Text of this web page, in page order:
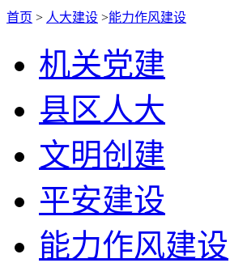
首页 > 人大建设 >能力作风建设
机关党建
县区人大
文明创建
平安建设
能力作风建设